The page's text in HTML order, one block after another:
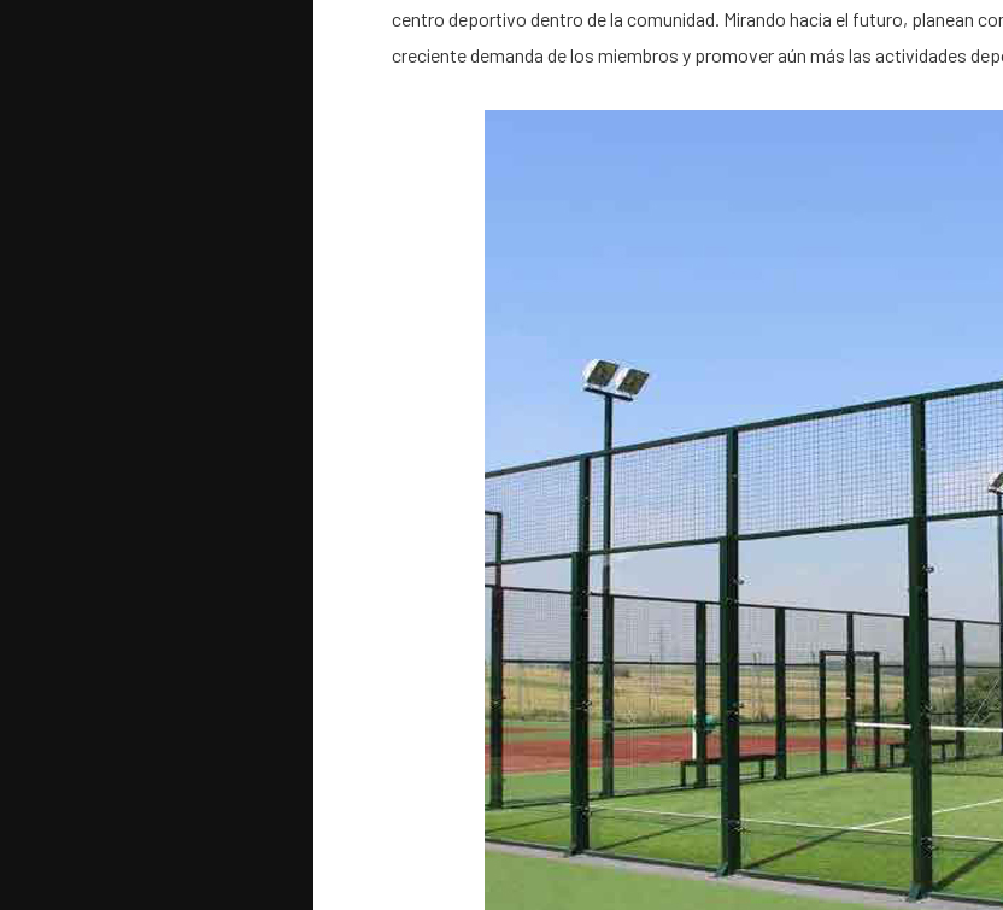
centro deportivo dentro de la comunidad. Mirando hacia el futuro, planean
creciente demanda de los miembros y promover aún más las actividades